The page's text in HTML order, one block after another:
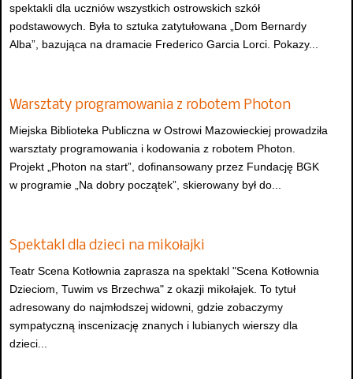
spektakli dla uczniów wszystkich ostrowskich szkół
podstawowych. Była to sztuka zatytułowana „Dom Bernardy
Alba”, bazująca na dramacie Frederico Garcia Lorci. Pokazy...
Warsztaty programowania z robotem Photon
Miejska Biblioteka Publiczna w Ostrowi Mazowieckiej prowadziła
warsztaty programowania i kodowania z robotem Photon.
Projekt „Photon na start”, dofinansowany przez Fundację BGK
w programie „Na dobry początek”, skierowany był do...
Spektakl dla dzieci na mikołajki
Teatr Scena Kotłownia zaprasza na spektakl "Scena Kotłownia
Dzieciom, Tuwim vs Brzechwa" z okazji mikołajek. To tytuł
adresowany do najmłodszej widowni, gdzie zobaczymy
sympatyczną inscenizację znanych i lubianych wierszy dla
dzieci...